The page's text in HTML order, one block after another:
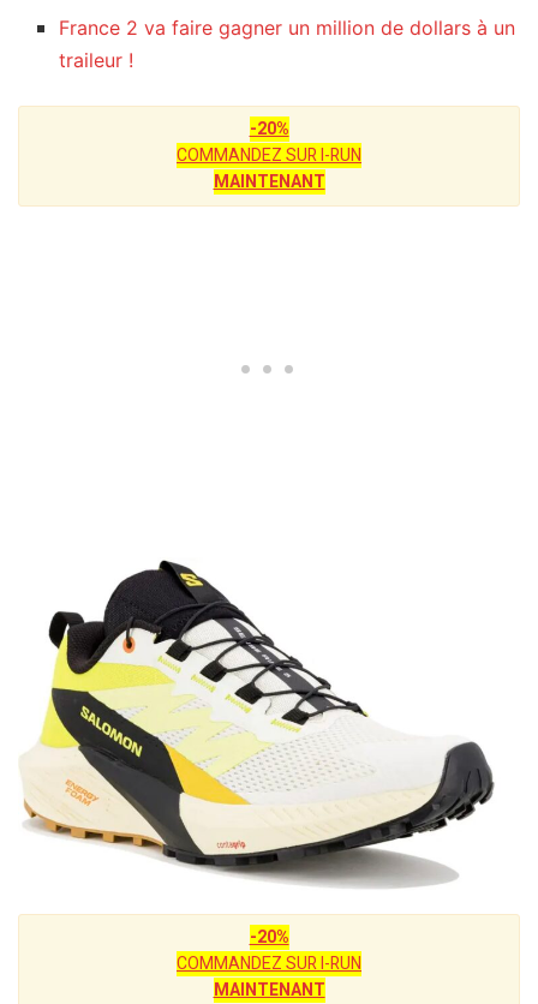
France 2 va faire gagner un million de dollars à un
traileur !
-20%
COMMANDEZ SUR I-RUN
MAINTENANT
-20%
COMMANDEZ SUR I-RUN
MAINTENANT